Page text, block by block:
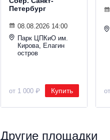
Петербург
08.08.2026 14:00
Парк ЦПКиО им.
Кирова, Елагин
остров
от 1 000 ₽ Купить
Другие площадки